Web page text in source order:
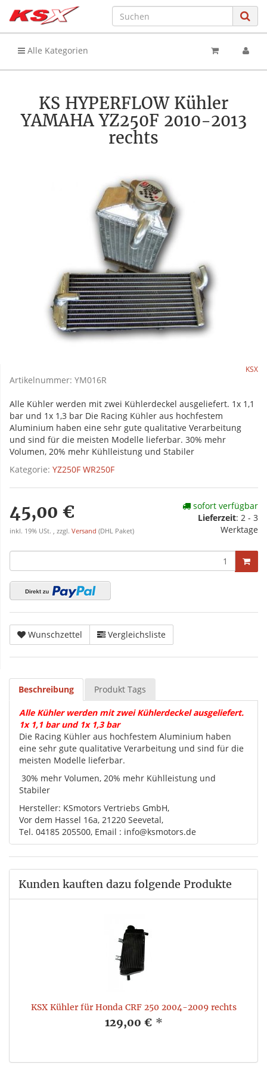
Alle Kategorien
KS HYPERFLOW Kühler
YAMAHA YZ250F 2010-2013
rechts
KSX
Artikelnummer: YM016R
Alle Kühler werden mit zwei Kühlerdeckel ausgeliefert. 1x 1,1
bar und 1x 1,3 bar Die Racing Kühler aus hochfestem
Aluminium haben eine sehr gute qualitative Verarbeitung
und sind für die meisten Modelle lieferbar. 30% mehr
Volumen, 20% mehr Kühlleistung und Stabiler
Kategorie: YZ250F WR250F
45,00 €
inkl. 19% USt. , zzgl. Versand (DHL Paket)
sofort verfügbar
Lieferzeit: 2 - 3
Werktage
Wunschzettel Vergleichsliste
Beschreibung Produkt Tags
Alle Kühler werden mit zwei Kühlerdeckel ausgeliefert.
1x 1,1 bar und 1x 1,3 bar
Die Racing Kühler aus hochfestem Aluminium haben
eine sehr gute qualitative Verarbeitung und sind für die
meisten Modelle lieferbar.
30% mehr Volumen, 20% mehr Kühlleistung und
Stabiler
Hersteller: KSmotors Vertriebs GmbH,
Vor dem Hassel 16a, 21220 Seevetal,
Tel. 04185 205500, Email : info@ksmotors.de
Kunden kauften dazu folgende Produkte
KSX Kühler für Honda CRF 250 2004-2009 rechts
129,00 € *